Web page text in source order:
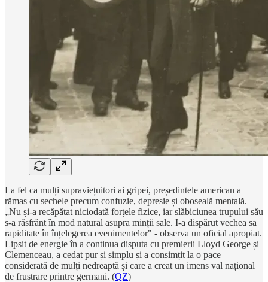
La fel ca mulți supraviețuitori ai gripei, președintele american a
rămas cu sechele precum confuzie, depresie și oboseală mentală.
„Nu și-a recăpătat niciodată forțele fizice, iar slăbiciunea trupului său
s-a răsfrânt în mod natural asupra minții sale. I-a dispărut vechea sa
rapiditate în înțelegerea evenimentelor" - observa un oficial apropiat.
Lipsit de energie în a continua disputa cu premierii Lloyd George și
Clemenceau, a cedat pur și simplu și a consimțit la o pace
considerată de mulți nedreaptă și care a creat un imens val național
de frustrare printre germani. (QZ)